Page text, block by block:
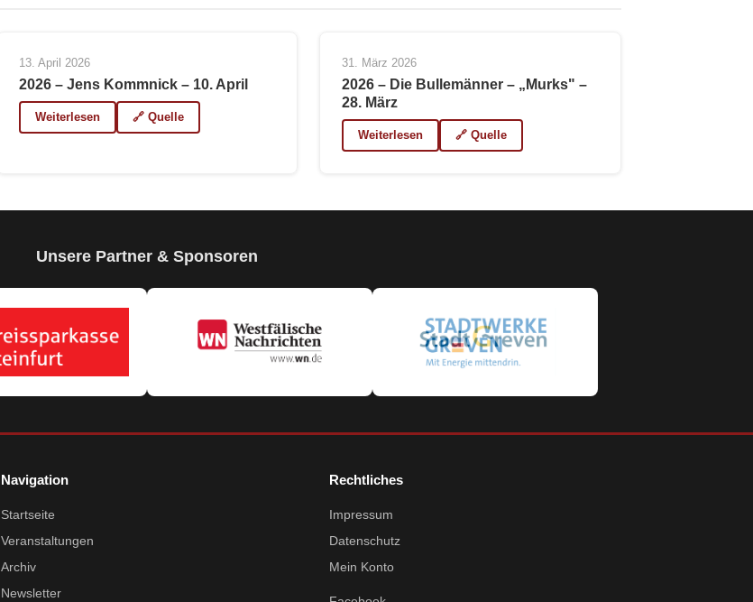
13. April 2026
2026 – Jens Kommnick – 10. April
Weiterlesen 🔗 Quelle
31. März 2026
2026 – Die Bullemänner – „Murks" –
28. März
Weiterlesen 🔗 Quelle
Unsere Partner & Sponsoren
Navigation
Startseite
Veranstaltungen
Archiv
Newsletter
Rechtliches
Impressum
Datenschutz
Mein Konto